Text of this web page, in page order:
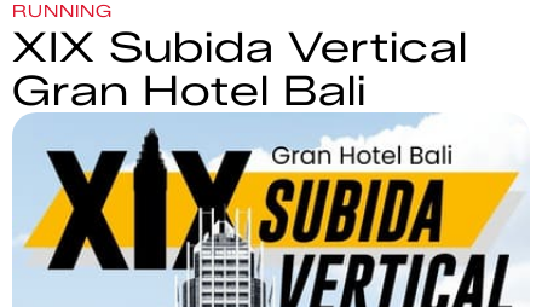
RUNNING
XIX Subida Vertical
Gran Hotel Bali